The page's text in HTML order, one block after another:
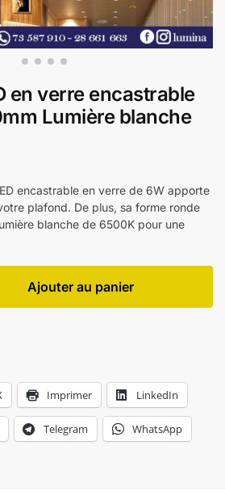
en verre encastrable
Lumière blanche
encastrable en verre de 6W apporte
plafond. De plus, sa forme ronde
blanche de 6500K pour une
Ajouter au panier
Imprimer LinkedIn
Telegram WhatsApp